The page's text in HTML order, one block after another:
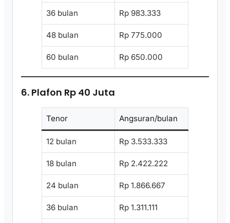
36 bulan Rp 983.333
48 bulan Rp 775.000
60 bulan Rp 650.000
6. Plafon Rp 40 Juta
Tenor Angsuran/bulan
12 bulan Rp 3.533.333
18 bulan Rp 2.422.222
24 bulan Rp 1.866.667
36 bulan Rp 1.311.111